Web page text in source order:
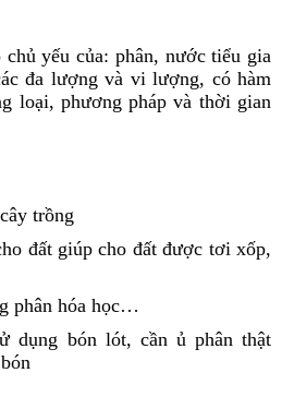
yếu của: phân, nước tiểu gia
đa lượng và vi lượng, có hàm
loại, phương pháp và thời gian
trồng
đất giúp cho đất được tơi xốp,
phân hóa học…
dụng bón lót, cần ủ phân thật